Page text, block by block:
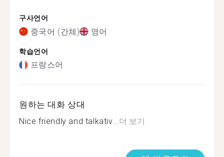
구사언어
중국어 (간체) 영어
학습언어
프랑스어
원하는 대화 상대
Nice friendly and talkativ...더 보기